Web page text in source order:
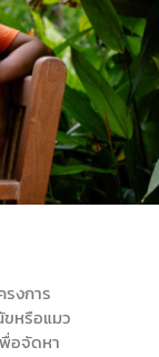
งการ
ขหรือแมว
อจัดหา